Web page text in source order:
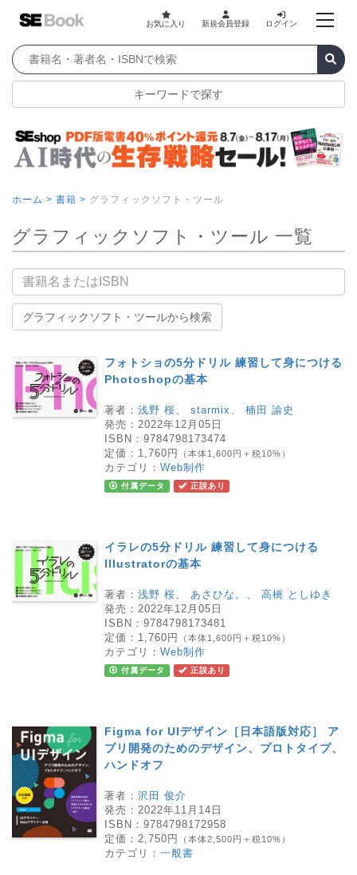
お気に入り 新規会員登録 ログイン
キーワードで探す
ホーム > 書籍 > グラフィックソフト・ツール
グラフィックソフト・ツール 一覧
書籍名
グラフィックソフト・ツールから検索
フォトショの5分ドリル 練習して身につける
Photoshopの基本
著者： 浅野 桜 starmix
楠田 諭史
発売： 2022年12月05日
ISBN： 9784798173474
定価： 1,760円 （本体1,600円＋税10%）
カテゴリ： Web制作
付属データ 正誤あり
イラレの5分ドリル 練習して身につける
Illustratorの基本
著者： 浅野 桜 あさひな。
高橋 としゆき
発売： 2022年12月05日
ISBN： 9784798173481
定価： 1,760円 （本体1,600円＋税10%）
カテゴリ： Web制作
付属データ 正誤あり
Figma for UIデザイン［日本語版対応］ ア
プリ開発のためのデザイン、プロトタイプ、
ハンドオフ
著者： 沢田 俊介
発売： 2022年11月14日
ISBN： 9784798172958
定価： 2,750円 （本体2,500円＋税10%）
カテゴリ： 一般書